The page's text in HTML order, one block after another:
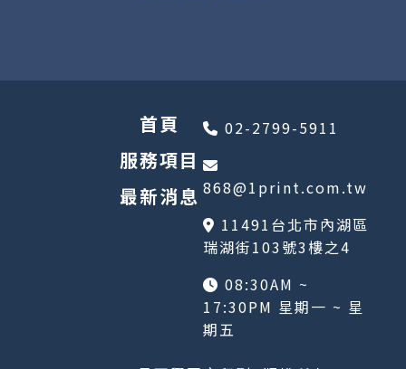
首頁
服務項目
最新消息
02-2799-5911
868@1print.com.tw
11491台北市內湖區
瑞湖街103號3樓之4
08:30AM ~
17:30PM 星期一 ~ 星
期五